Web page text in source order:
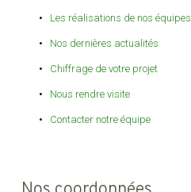
Les réalisations de nos équipes
Nos dernières actualités
Chiffrage de votre projet
Nous rendre visite
Contacter notre équipe